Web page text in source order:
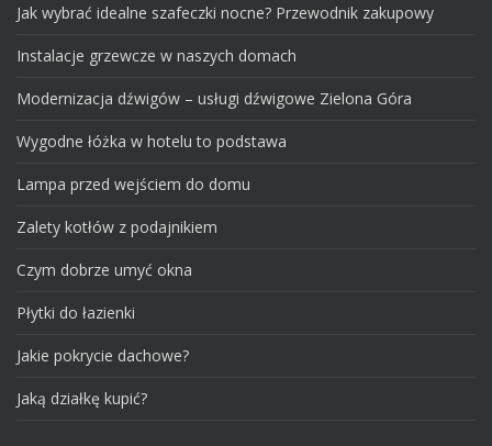
Jak wybrać idealne szafeczki nocne? Przewodnik zakupowy
Instalacje grzewcze w naszych domach
Modernizacja dźwigów – usługi dźwigowe Zielona Góra
Wygodne łóżka w hotelu to podstawa
Lampa przed wejściem do domu
Zalety kotłów z podajnikiem
Czym dobrze umyć okna
Płytki do łazienki
Jakie pokrycie dachowe?
Jaką działkę kupić?